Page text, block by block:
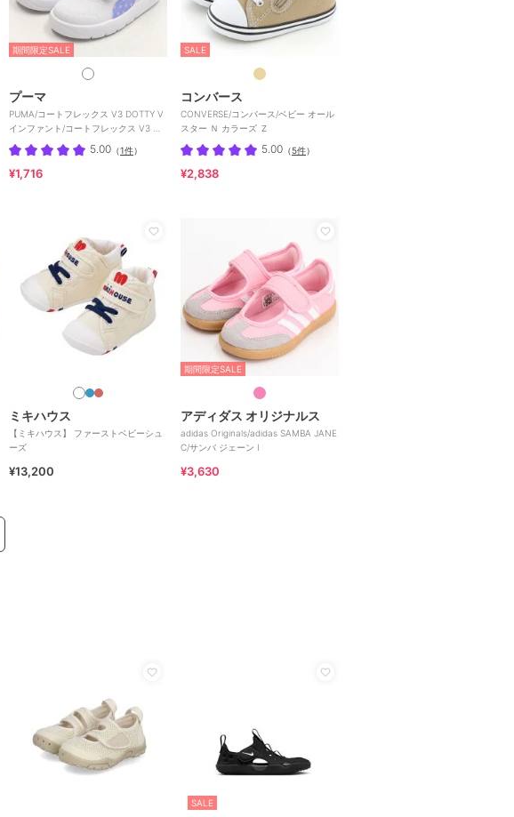
期間限定SALE
プーマ
PUMA/コートフレックス V3 DOTTY V
インファント/コートフレックス V3 ド
ッティ
5.00 （1件）
¥1,716
SALE
コンバース
CONVERSE/コンバース/ベビー オール
スター Ｎ カラーズ Ｚ
5.00 （5件）
¥2,838
ミキハウス
【ミキハウス】 ファーストベビーシュ
ーズ
¥13,200
期間限定SALE
アディダス オリジナルス
adidas Originals/adidas SAMBA JANE
C/サンバ ジェーン I
¥3,630
SALE